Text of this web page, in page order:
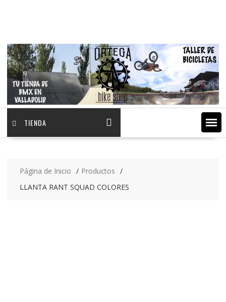
TIENDA
Página de Inicio
Productos
LLANTA RANT SQUAD COLORES